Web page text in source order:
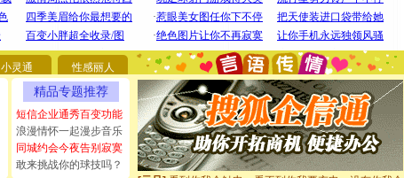
小灵通 性感丽人
精品专题推荐
短信企业通秀百变功能
浪漫情怀一起漫步音乐
同城约会今夜告别寂寞
敢来挑战你的球技吗？
[圣诞节] 圣诞节到了，想想没什么送给你的，又不打算给
要平安！千万要知足！千万不要忘记我！
[圣诞节]不只这样的日子才会想起你,而是这样的日子才
能正大光明地骚扰你,告诉你,圣诞要快乐!新年要快乐!天天
都要快乐噢!
[圣诞节]奉上一颗祝福的心,在这个特别的日子里,愿幸福,
如意,快乐,鲜花,一切美好的祝愿与你同在.圣诞快乐!
[元旦]看到你我会触电；看不到你我要充电；没有你我会